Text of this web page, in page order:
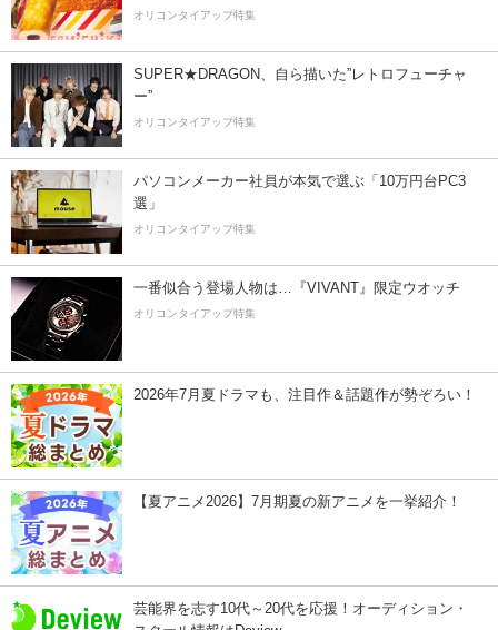
オリコンタイアップ特集
SUPER★DRAGON、自ら描いた”レトロフューチャ
ー”
オリコンタイアップ特集
パソコンメーカー社員が本気で選ぶ「10万円台PC3
選」
オリコンタイアップ特集
一番似合う登場人物は…『VIVANT』限定ウオッチ
オリコンタイアップ特集
2026年7月夏ドラマも、注目作＆話題作が勢ぞろい！
【夏アニメ2026】7月期夏の新アニメを一挙紹介！
芸能界を志す10代～20代を応援！オーディション・